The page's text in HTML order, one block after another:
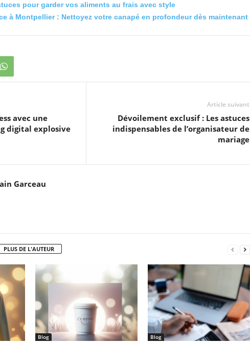
pour garder vos aliments au frais avec style
à Montpellier : Nettoyez votre canapé en profondeur dès maintenant
avec une
digital explosive
Article suivant
Dévoilement exclusif : Les astuces
indispensables de l’organisateur de
mariage
Garceau
PLUS DE L'AUTEUR
Blog Blog